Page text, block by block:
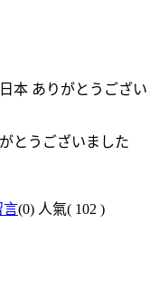
とうございました
言(0) 人氣( 102 )